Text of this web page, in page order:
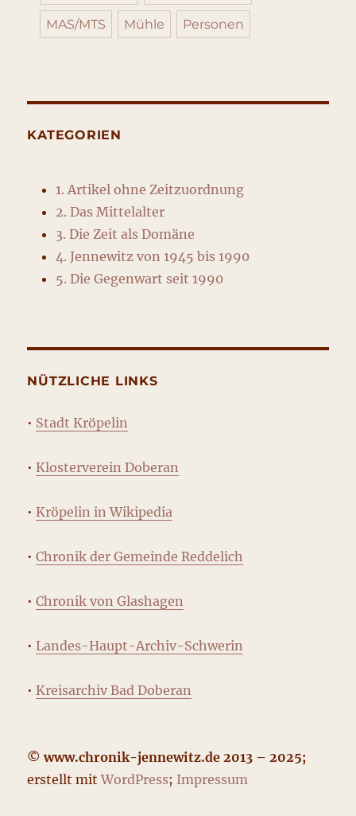
MAS/MTS Mühle Personen
KATEGORIEN
1. Artikel ohne Zeitzuordnung
2. Das Mittelalter
3. Die Zeit als Domäne
4. Jennewitz von 1945 bis 1990
5. Die Gegenwart seit 1990
NÜTZLICHE LINKS
• Stadt Kröpelin
•Klosterverein Doberan
•Kröpelin in Wikipedia
•Chronik der Gemeinde Reddelich
•Chronik von Glashagen
• Landes-Haupt-Archiv-Schwerin
•Kreisarchiv Bad Doberan
© www.chronik-jennewitz.de 2013 – 2025;
erstellt mitWordPress; Impressum